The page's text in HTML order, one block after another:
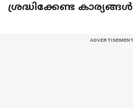
ശ്രദ്ധിക്കേണ്ട കാര്യങ്ങൾ